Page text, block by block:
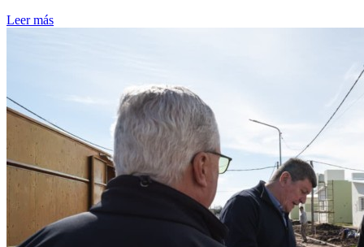
Leer más